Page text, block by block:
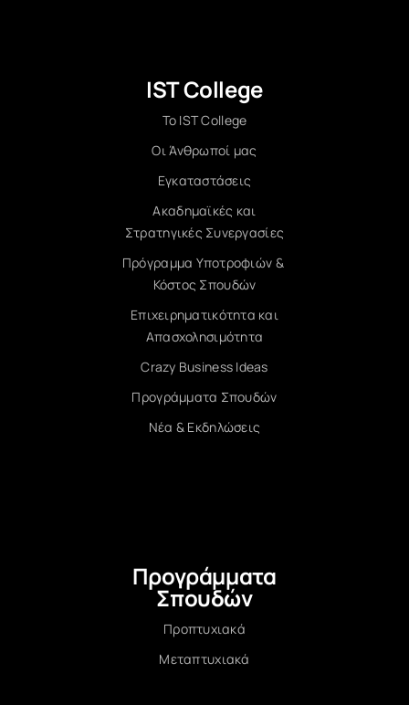
IST College
Το IST College
Οι Άνθρωποί μας
Εγκαταστάσεις
Ακαδημαϊκές και
Στρατηγικές Συνεργασίες
Πρόγραμμα Υποτροφιών &
Κόστος Σπουδών
Επιχειρηματικότητα και
Απασχολησιμότητα
Crazy Business Ideas
Προγράμματα Σπουδών
Νέα & Εκδηλώσεις
Προγράμματα
Σπουδών
Προπτυχιακά
Μεταπτυχιακά